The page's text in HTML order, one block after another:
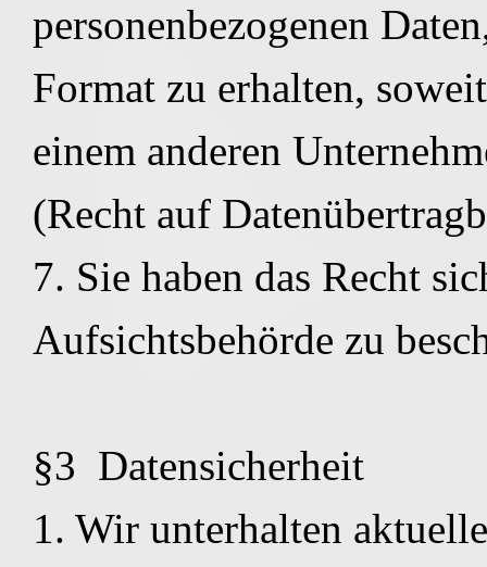
personenbezogenen
Format zu erhalten,
einem anderen
(Recht auf
7. Sie haben das Recht
Aufsichtsbehörde zu
§3 Datensicherheit
1. Wir unterhalten